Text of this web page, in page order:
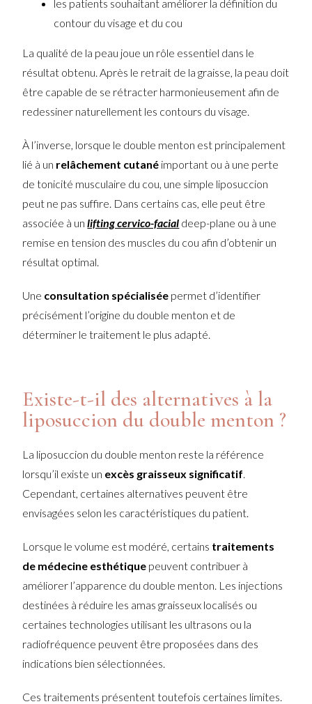
les patients souhaitant améliorer la définition du
contour du visage et du cou
La qualité de la peau joue un rôle essentiel dans le
résultat obtenu. Après le retrait de la graisse, la peau doit
être capable de se rétracter harmonieusement afin de
redessiner naturellement les contours du visage.
À l’inverse, lorsque le double menton est principalement
lié à un relâchement cutané important ou à une perte
de tonicité musculaire du cou, une simple liposuccion
peut ne pas suffire. Dans certains cas, elle peut être
associée à unlifting cervico-facial deep-plane ou à une
remise en tension des muscles du cou afin d’obtenir un
résultat optimal.
Une consultation spécialisée permet d’identifier
précisément l’origine du double menton et de
déterminer le traitement le plus adapté.
Existe-t-il des alternatives à la
liposuccion du double menton ?
La liposuccion du double menton reste la référence
lorsqu’il existe un excès graisseux significatif
Cependant, certaines alternatives peuvent être
envisagées selon les caractéristiques du patient.
Lorsque le volume est modéré, certains traitements
de médecine esthétique peuvent contribuer à
améliorer l’apparence du double menton. Les injections
destinées à réduire les amas graisseux localisés ou
certaines technologies utilisant les ultrasons ou la
radiofréquence peuvent être proposées dans des
indications bien sélectionnées.
Ces traitements présentent toutefois certaines limites.